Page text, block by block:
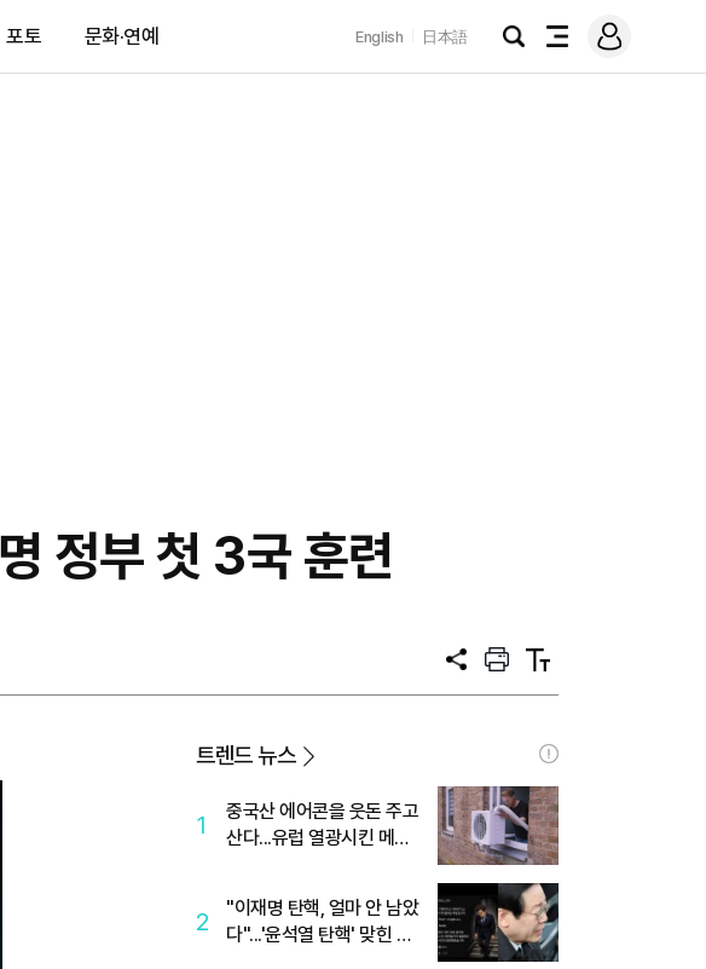
포토 문화·연예 English 日本語
검
전
메
그
정부 첫 3국 훈련
공
프
트
텍
트
트렌드 뉴스
1
중국산 에어콘을 웃돈 주고
산다...유럽 열광시킨 메이
2
"이재명 탄핵, 얼마 안 남았
다"...'윤석열 탄핵' 맞힌 무